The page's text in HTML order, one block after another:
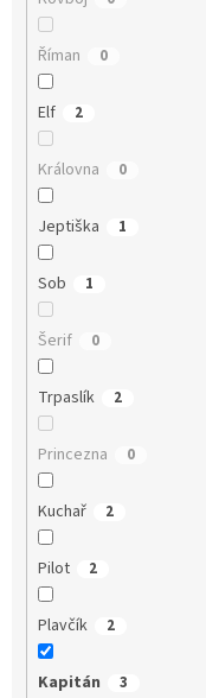
Říman 0
Elf 2
Královna 0
Jeptiška 1
Sob 1
Šerif 0
Trpaslík 2
Princezna 0
Kuchař 2
Pilot 2
Plavčík 2
Kapitán 3